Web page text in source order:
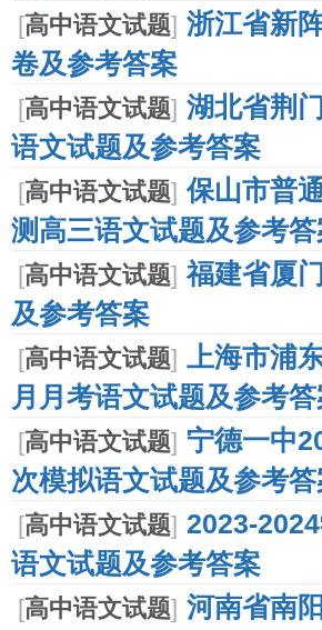
[高中语文试题] 浙江省新
卷及参考答案
[高中语文试题] 湖北省荆
语文试题及参考答案
[高中语文试题] 保山市普
测高三语文试题及参考答
[高中语文试题] 福建省厦
及参考答案
[高中语文试题] 上海市浦
月月考语文试题及参考答
[高中语文试题] 宁德一中
次模拟语文试题及参考答
[高中语文试题] 2023-
语文试题及参考答案
[高中语文试题] 河南省南